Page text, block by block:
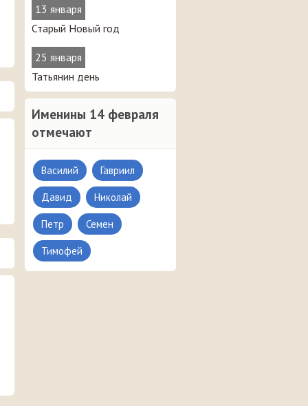
13 января
Старый Новый год
25 января
Татьянин день
Именины 14 февраля
отмечают
Василий Гавриил
Давид Николай
Петр Семен
Тимофей